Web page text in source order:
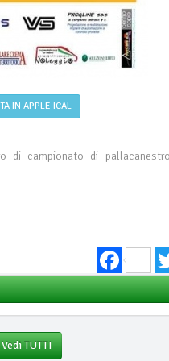
IN APPLE ICAL
di campionato di
TUTTI